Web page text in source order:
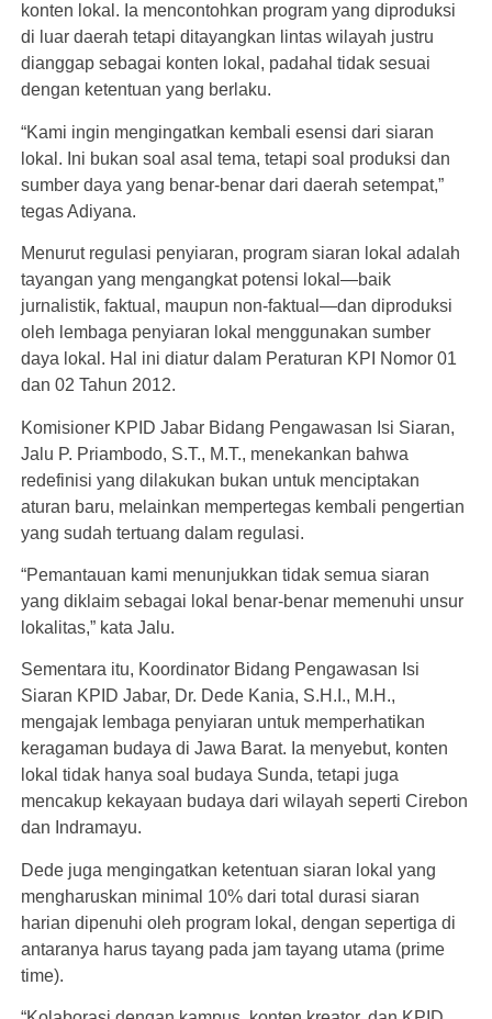
konten lokal. Ia mencontohkan program yang diproduksi
di luar daerah tetapi ditayangkan lintas wilayah justru
dianggap sebagai konten lokal, padahal tidak sesuai
dengan ketentuan yang berlaku.
“Kami ingin mengingatkan kembali esensi dari siaran
lokal. Ini bukan soal asal tema, tetapi soal produksi dan
sumber daya yang benar-benar dari daerah setempat,”
tegas Adiyana.
Menurut regulasi penyiaran, program siaran lokal adalah
tayangan yang mengangkat potensi lokal—baik
jurnalistik, faktual, maupun non-faktual—dan diproduksi
oleh lembaga penyiaran lokal menggunakan sumber
daya lokal. Hal ini diatur dalam Peraturan KPI Nomor 01
dan 02 Tahun 2012.
Komisioner KPID Jabar Bidang Pengawasan Isi Siaran,
Jalu P. Priambodo, S.T., M.T., menekankan bahwa
redefinisi yang dilakukan bukan untuk menciptakan
aturan baru, melainkan mempertegas kembali pengertian
yang sudah tertuang dalam regulasi.
“Pemantauan kami menunjukkan tidak semua siaran
yang diklaim sebagai lokal benar-benar memenuhi unsur
lokalitas,” kata Jalu.
Sementara itu, Koordinator Bidang Pengawasan Isi
Siaran KPID Jabar, Dr. Dede Kania, S.H.I., M.H.,
mengajak lembaga penyiaran untuk memperhatikan
keragaman budaya di Jawa Barat. Ia menyebut, konten
lokal tidak hanya soal budaya Sunda, tetapi juga
mencakup kekayaan budaya dari wilayah seperti Cirebon
dan Indramayu.
Dede juga mengingatkan ketentuan siaran lokal yang
mengharuskan minimal 10% dari total durasi siaran
harian dipenuhi oleh program lokal, dengan sepertiga di
antaranya harus tayang pada jam tayang utama (prime
time).